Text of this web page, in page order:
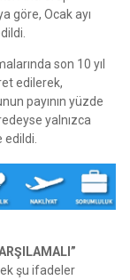
göre, Ocak ayı
son 10 yıl
edilerek,
payının yüzde
yalnızca
şu ifadeler